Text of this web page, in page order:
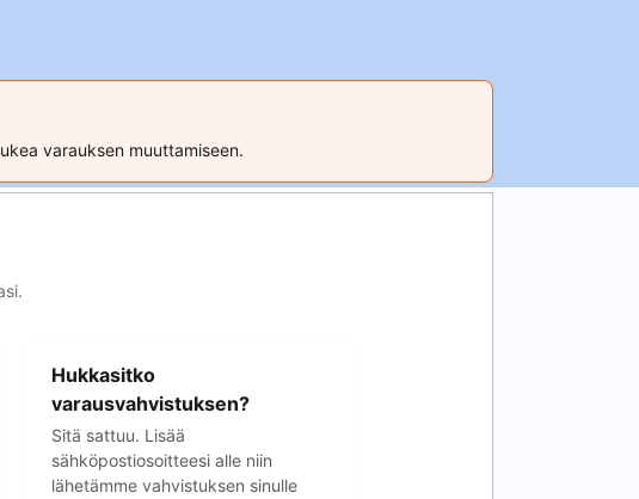
varauksen muuttamiseen.
Hukkasitko
varausvahvistuksen?
Sitä sattuu. Lisää
sähköpostiosoitteesi alle niin
lähetämme vahvistuksen sinulle